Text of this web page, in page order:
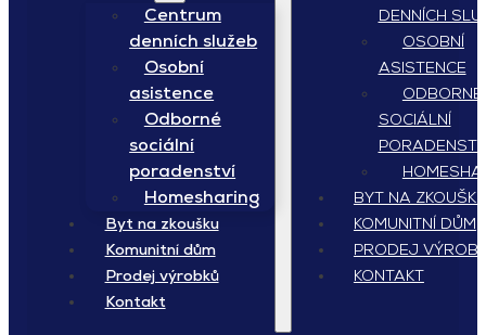
Centrum
denních služeb
Osobní
asistence
Odborné
sociální
poradenství
Homesharing
Byt na zkoušku
Komunitní dům
Prodej výrobků
Kontakt
DENNÍCH
OSOBNÍ
ASISTENCE
ODBORNÉ
SOCIÁLNÍ
BYT NA ZKOUŠKU
KOMUNITNÍ DŮM
PRODEJ
KONTAKT